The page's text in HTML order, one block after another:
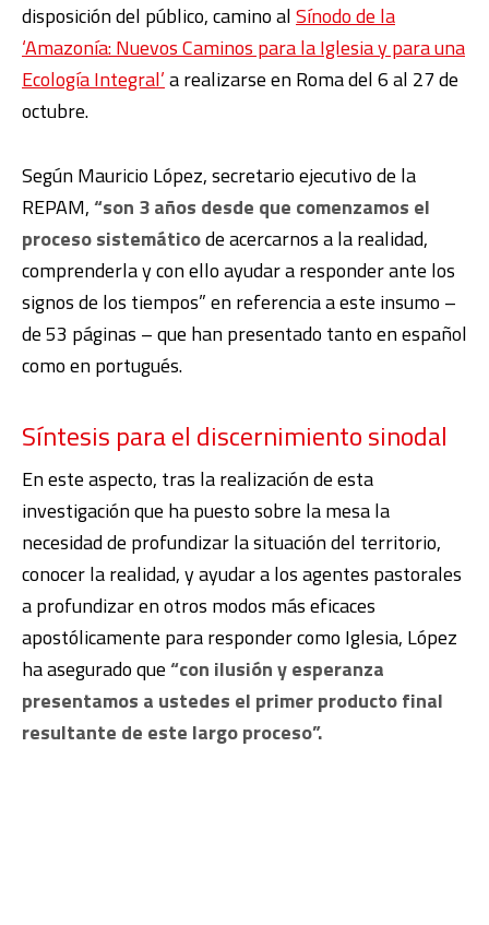
disposición del público, camino alSínodo de la
‘Amazonía: Nuevos Caminos para la Iglesia y para una
Ecología Integral’a realizarse en Roma del 6 al 27 de
octubre.
Según Mauricio López, secretario ejecutivo de la
REPAM,“son 3 años desde que comenzamos el
proceso sistemáticode acercarnos a la realidad,
comprenderla y con ello ayudar a responder ante los
signos de los tiempos” en referencia a este insumo –
de 53 páginas – que han presentado tanto en español
como en portugués.
Síntesis para el discernimiento sinodal
En este aspecto, tras la realización de esta
investigación que ha puesto sobre la mesa la
necesidad de profundizar la situación del territorio,
conocer la realidad, y ayudar a los agentes pastorales
a profundizar en otros modos más eficaces
apostólicamente para responder como Iglesia, López
ha asegurado que“con ilusión y esperanza
presentamos a ustedes el primer producto final
resultante de este largo proceso”.